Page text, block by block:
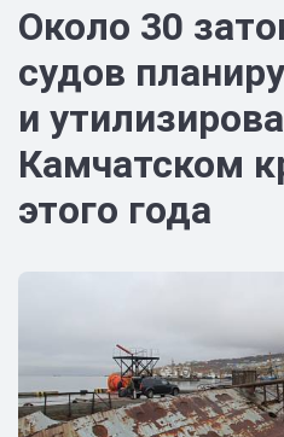
Около 30
судов
и
Камчатском
этого года